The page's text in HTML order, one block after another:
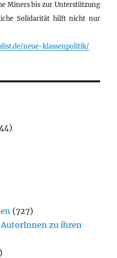
Miners bis zur Unterstützung
Solidarität hilft nicht nur
neue-klassenpolitik/
(727)
zu ihren